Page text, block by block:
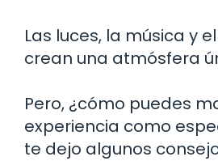
Las luces, la música y
crean una atmósfera
Pero, ¿cómo puedes
experiencia como
te dejo algunos